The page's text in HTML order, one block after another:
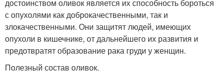
достоинством оливок является их способность бороться
с опухолями как доброкачественными, так и
злокачественными. Они защитят людей, имеющих
опухоли в кишечнике, от дальнейшего их развития и
предотвратят образование рака груди у женщин.
Полезный состав оливок.